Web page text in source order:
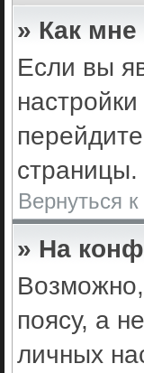
» Как
Если вы
Вернуться
» На
поясу, а
личных